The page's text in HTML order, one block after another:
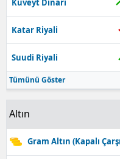
Katar Riyali
Suudi Riyali
Tümünü Göster
Altın
Gram Altın (Kapalı